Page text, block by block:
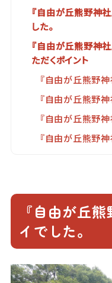
『自由が丘熊野神
した。
『自由が丘熊野神
ただくポイント
『自由が丘熊野神
『自由が丘熊野
『自由が丘熊野
『自由が丘熊野
『自由が丘
イでした。